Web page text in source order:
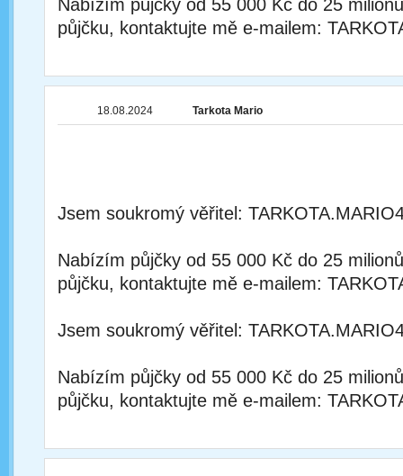
Nabízím půjčky od 55 000 Kč do 25
půjčku, kontaktujte mě e-mailem:
18.08.2024 Tarkota Mario
Jsem soukromý věřitel:
Nabízím půjčky od 55 000 Kč do 25
půjčku, kontaktujte mě e-mailem:
Jsem soukromý věřitel:
Nabízím půjčky od 55 000 Kč do 25
půjčku, kontaktujte mě e-mailem: